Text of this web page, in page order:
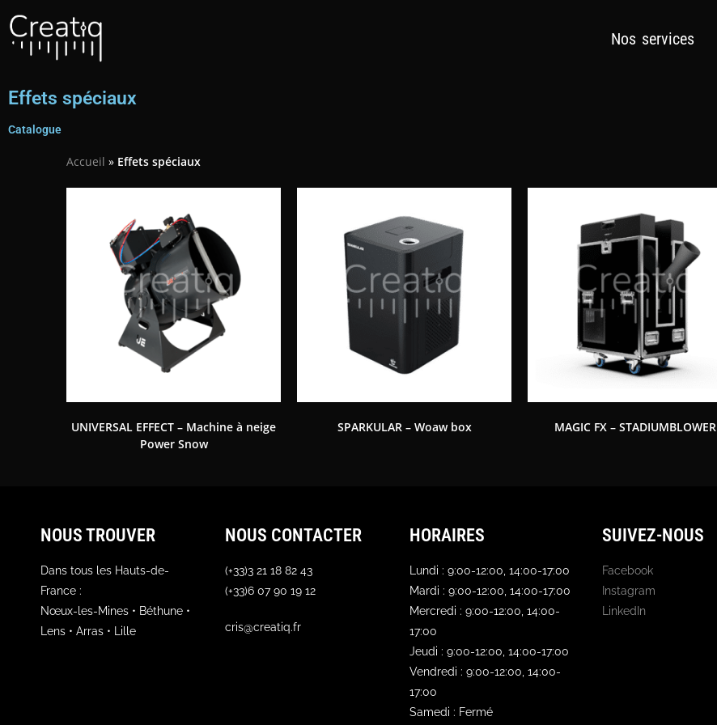
Nos services
Effets spéciaux
Catalogue
Accueil » Effets spéciaux
UNIVERSAL EFFECT – Machine à neige
Power Snow
SPARKULAR – Woaw box MAGIC FX – STADIUMBLOWER
NOUS TROUVER
Dans tous les Hauts-de-
France :
Nœux-les-Mines • Béthune •
Lens • Arras • Lille
NOUS CONTACTER
(+33)3 21 18 82 43
(+33)6 07 90 19 12
cris@creatiq.fr
HORAIRES
Lundi : 9:00-12:00, 14:00-17:00
Mardi : 9:00-12:00, 14:00-17:00
Mercredi : 9:00-12:00, 14:00-
17:00
Jeudi : 9:00-12:00, 14:00-17:00
Vendredi : 9:00-12:00, 14:00-
17:00
Samedi : Fermé
SUIVEZ-NOUS
Facebook
Instagram
LinkedIn